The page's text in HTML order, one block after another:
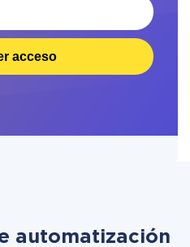
acceso
automatización